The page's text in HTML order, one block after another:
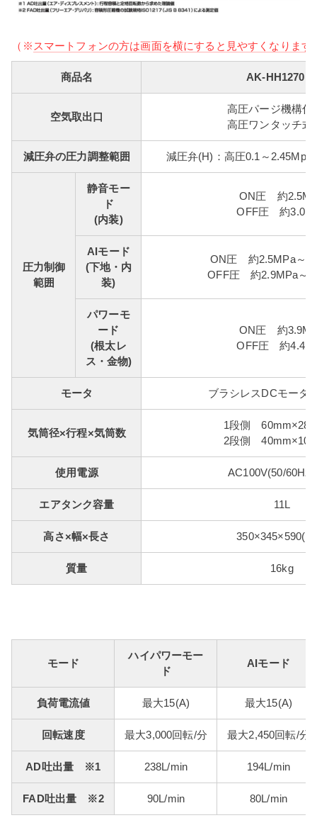
（※スマートフォンの方は画面を横にすると見やすくなります
商品名 AK-HH1270E2
空気取出口
高圧パージ機構付
高圧ワンタッチ式
減圧弁の圧力調整範囲 減圧弁(H)：高圧0.1～
圧力制御
範囲
静音モー
ド
(内装)
ON圧 約
OFF圧 約
AIモード
(下地・内
装)
ON圧 約2.5MPa～
OFF圧 約2.9MPa～
パワーモ
ード
(根太レ
ス・金物)
ON圧 約
OFF圧 約
モータ ブラシレスDCモー
気筒径×行程×気筒数
1段側
2段側
使用電源 AC100V(50/60Hz
エアタンク容量 11L
高さ×幅×長さ
質量 16kg
モード
ハイパワーモー
ド
AIモード
負荷電流値 最大15(A) 最大15(A)
回転速度 最大3,000回転/分 最大2,450回転/分
AD吐出量 ※1 238L/min 194L/min
FAD吐出量 ※2 90L/min 80L/min